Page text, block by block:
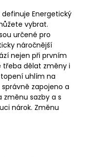
definuje Energetický
vybrat.
určené pro
náročnější
nejen při prvním
třeba dělat změny i
uhlím na
zapojeno a
změnu sazby a s
nárok. Změnu